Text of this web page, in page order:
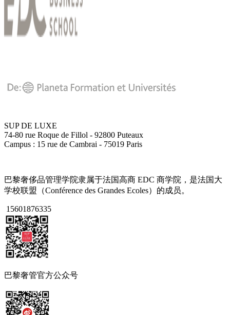
SUP DE LUXE
74-80 rue Roque de Fillol - 92800 Puteaux
Campus : 15 rue de Cambrai - 75019 Paris
巴黎奢侈品管理学院隶属于法国高商 EDC 商学院，是法国大
学校联盟（Conférence des Grandes Ecoles）的成员。
15601876335
巴黎奢管官方公众号